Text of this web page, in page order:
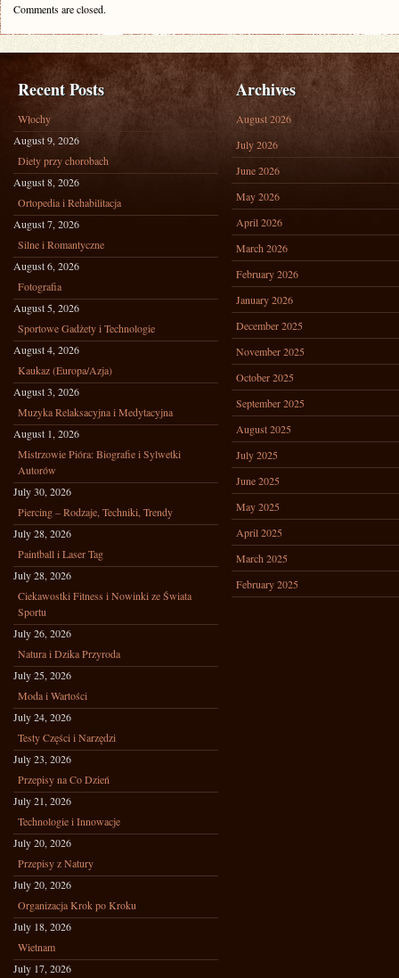
Comments are closed.
Recent Posts
Włochy
August 9, 2026
Diety przy chorobach
August 8, 2026
Ortopedia i Rehabilitacja
August 7, 2026
Silne i Romantyczne
August 6, 2026
Fotografia
August 5, 2026
Sportowe Gadżety i Technologie
August 4, 2026
Kaukaz (Europa/Azja)
August 3, 2026
Muzyka Relaksacyjna i Medytacyjna
August 1, 2026
Mistrzowie Pióra: Biografie i Sylwetki
Autorów
July 30, 2026
Piercing – Rodzaje, Techniki, Trendy
July 28, 2026
Paintball i Laser Tag
July 28, 2026
Ciekawostki Fitness i Nowinki ze Świata
Sportu
July 26, 2026
Natura i Dzika Przyroda
July 25, 2026
Moda i Wartości
July 24, 2026
Testy Części i Narzędzi
July 23, 2026
Przepisy na Co Dzień
July 21, 2026
Technologie i Innowacje
July 20, 2026
Przepisy z Natury
July 20, 2026
Organizacja Krok po Kroku
July 18, 2026
Wietnam
July 17, 2026
Archives
August 2026
July 2026
June 2026
May 2026
April 2026
March 2026
February 2026
January 2026
December 2025
November 2025
October 2025
September 2025
August 2025
July 2025
June 2025
May 2025
April 2025
March 2025
February 2025